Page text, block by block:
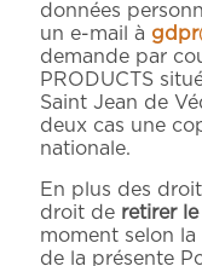
données
un e-mail à
demande par
PRODUCTS
Saint Jean de
deux cas une
nationale.
En plus des
droit de retirer
moment selon
de la présente